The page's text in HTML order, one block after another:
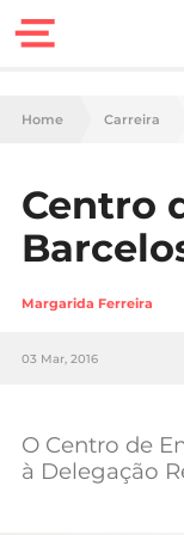
Carreira
Home Carreira
Centro
Margarida Ferreira
03 Mar, 2016
O Centro de
à Delegação